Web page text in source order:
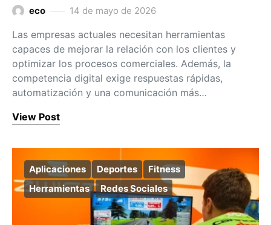
eco 14 de mayo de 2026
Las empresas actuales necesitan herramientas
capaces de mejorar la relación con los clientes y
optimizar los procesos comerciales. Además, la
competencia digital exige respuestas rápidas,
automatización y una comunicación más…
View Post
Aplicaciones Deportes
Fitness
Herramientas
Redes Sociales